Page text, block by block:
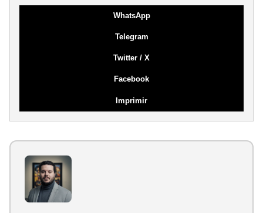
WhatsApp
Telegram
Twitter / X
Facebook
Imprimir